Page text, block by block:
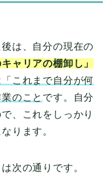
は、自分の現在の
キャリアの棚卸し」
これまで自分が何
のこと です。自分
、これをしっかり
ります。
次の通りです。